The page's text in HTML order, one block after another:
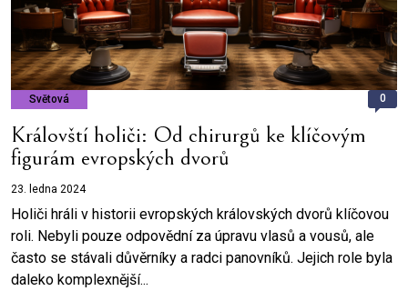
Světová 0
Královští holiči: Od chirurgů ke klíčovým
figurám evropských dvorů
23. ledna 2024
Holiči hráli v historii evropských královských dvorů klíčovou
roli. Nebyli pouze odpovědní za úpravu vlasů a vousů, ale
často se stávali důvěrníky a radci panovníků. Jejich role byla
daleko komplexnější...